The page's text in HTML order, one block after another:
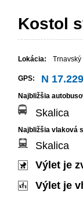
Kostol
Lokácia: Trnavský
GPS: N
Najbližšia
Skalica
Najbližšia vlaková
Skalica
Výlet je
Výlet je